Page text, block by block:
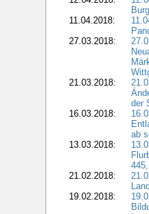
11.04.2018:
27.03.2018:
21.03.2018:
der
16.03.2018:
ab
13.03.2018:
21.02.2018:
19.02.2018: